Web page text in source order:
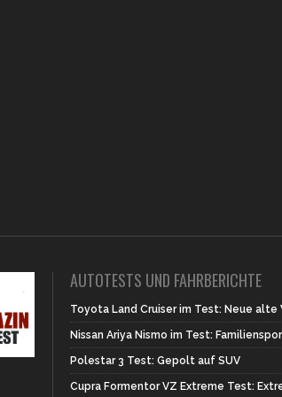
AUTOTESTS UND FAHRBERICHTE
Toyota Land Cruiser im Test: Neue alte
Nissan Ariya Nismo im Test:
Polestar 3 Test: Gepolt auf SUV
Cupra Formentor VZ Extreme Test: